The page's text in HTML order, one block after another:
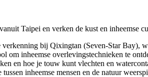
bij Qixingtan (Seven-Star Bay),
om inheemse overlevingstechnieken te
en hoe je touw kunt vlechten en
inheemse mensen en de natuur